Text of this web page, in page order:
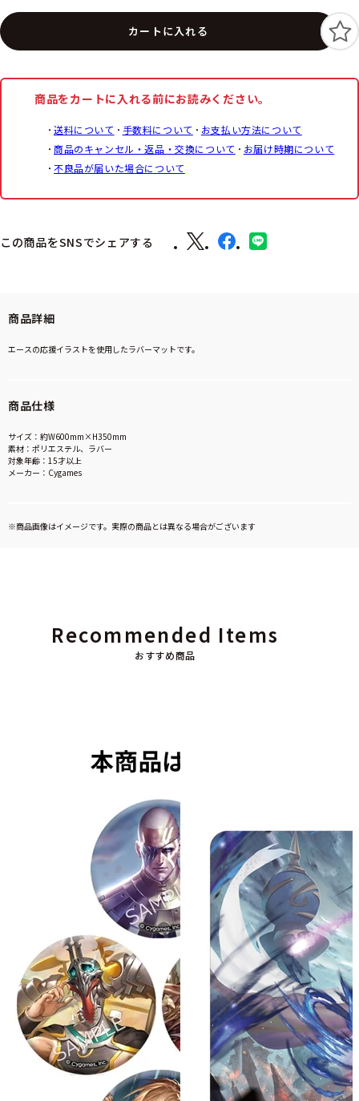
カートに入れる
商品をカートに入れる前にお読みください。
送料について 手数料について
お支払い方法について
商品のキャンセル・返品・交換について
お届け時期について
不良品が届いた場合について
この商品をSNSでシェアする
商品詳細
エースの応援イラストを使用したラバーマットです。
商品仕様
サイズ：約W600mm×H350mm
素材：ポリエステル、ラバー
対象年齢：15才以上
メーカー：Cygames
※商品画像はイメージです。実際の商品とは異なる場合がございます
おすすめ商品
Recommended Items